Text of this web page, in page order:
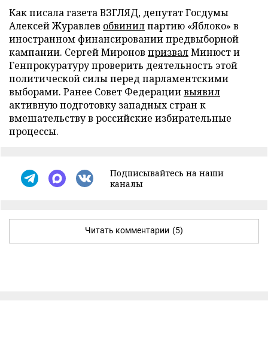
Как писала газета ВЗГЛЯД, депутат Госдумы
Алексей Журавлев обвинилпартию «Яблоко» в
иностранном финансировании предвыборной
кампании. Сергей Миронов призвалМинюст и
Генпрокуратуру проверить деятельность этой
политической силы перед парламентскими
выборами. Ранее Совет Федерациивыявил
активную подготовку западных стран к
вмешательству в российские избирательные
процессы.
Подписывайтесь на наши
каналы
Читать комментарии (5)